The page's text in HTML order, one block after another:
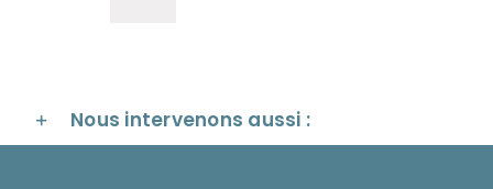
Nous intervenons aussi :